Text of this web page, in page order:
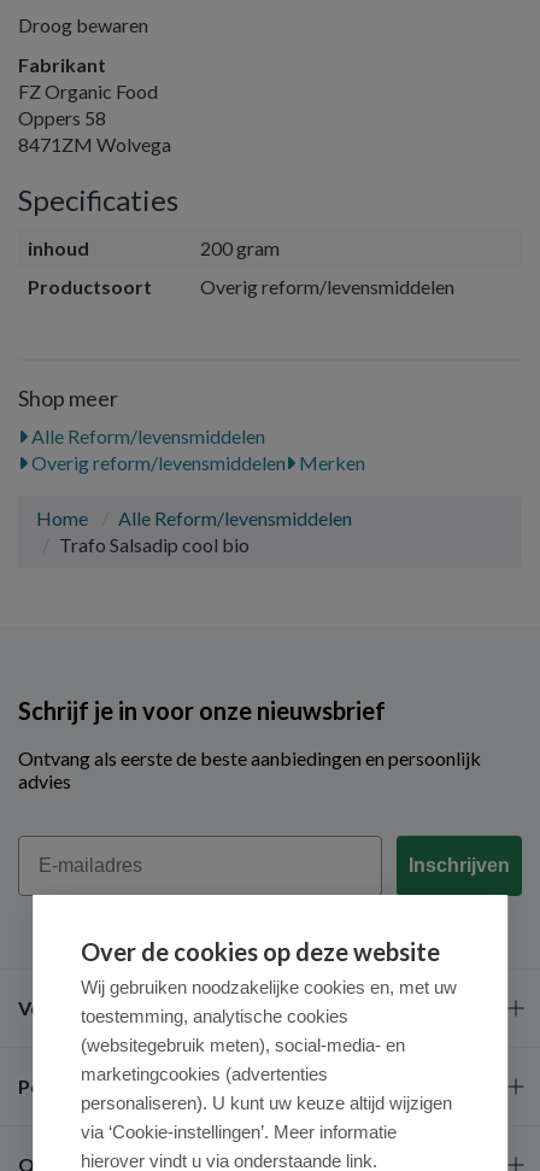
Droog bewaren
Fabrikant
FZ Organic Food
Oppers 58
8471ZM Wolvega
Specificaties
inhoud
200 gram
Productsoort
Overig reform/levensmiddelen
Shop meer
Alle Reform/levensmiddelen
Overig reform/levensmiddelen
Merken
Home
Alle Reform/levensmiddelen
Trafo Salsadip cool bio
Schrijf je in voor onze nieuwsbrief
Ontvang als eerste de beste aanbiedingen en persoonlijk
advies
Email
Inschrijven
Veel gestelde vragen
Populaire merken
Over ons
Over de cookies op deze website
Wij gebruiken noodzakelijke cookies en, met uw
toestemming, analytische cookies
(websitegebruik meten), social-media- en
marketingcookies (advertenties
personaliseren). U kunt uw keuze altijd wijzigen
via ‘Cookie-instellingen’. Meer informatie
hierover vindt u via onderstaande link.